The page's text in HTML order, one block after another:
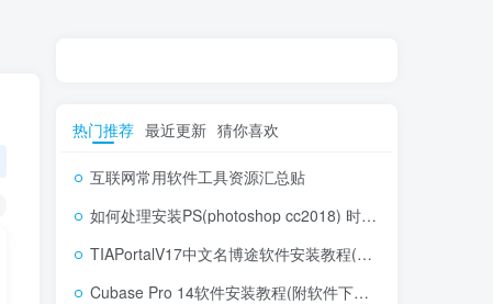
热门推荐 最近更新 猜你喜欢
互联网常用软件工具资源汇总贴
如何处理安装PS(photoshop cc2018) 时，提示系统或者IE浏览器需要升级
TIAPortalV17中文名博途软件安装教程(附软件下载地址)
Cubase Pro 14软件安装教程(附软件下载地址)